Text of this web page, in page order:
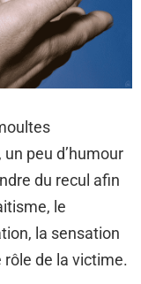
peu d’humour
du recul afin
le
la sensation
rôle de la victime.